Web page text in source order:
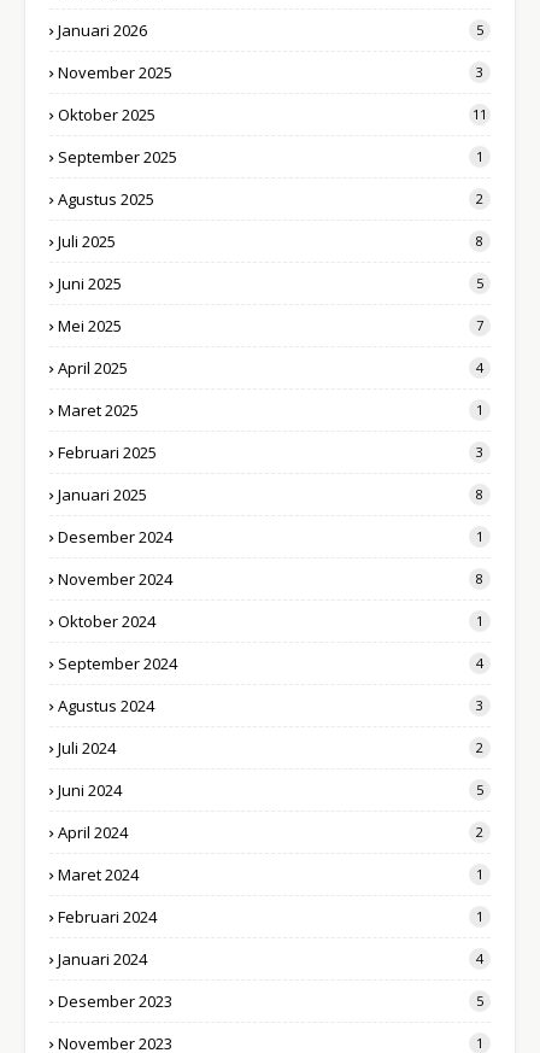
Januari 2026 5
November 2025 3
Oktober 2025 11
September 2025 1
Agustus 2025 2
Juli 2025 8
Juni 2025 5
Mei 2025 7
April 2025 4
Maret 2025 1
Februari 2025 3
Januari 2025 8
Desember 2024 1
November 2024 8
Oktober 2024 1
September 2024 4
Agustus 2024 3
Juli 2024 2
Juni 2024 5
April 2024 2
Maret 2024 1
Februari 2024 1
Januari 2024 4
Desember 2023 5
November 2023 1